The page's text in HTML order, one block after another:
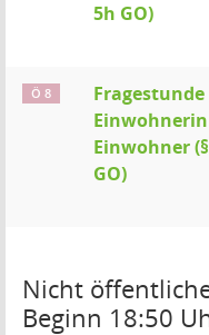
5h GO)
Ö 8
Einwohner
GO)
Nicht
Beginn 18:50